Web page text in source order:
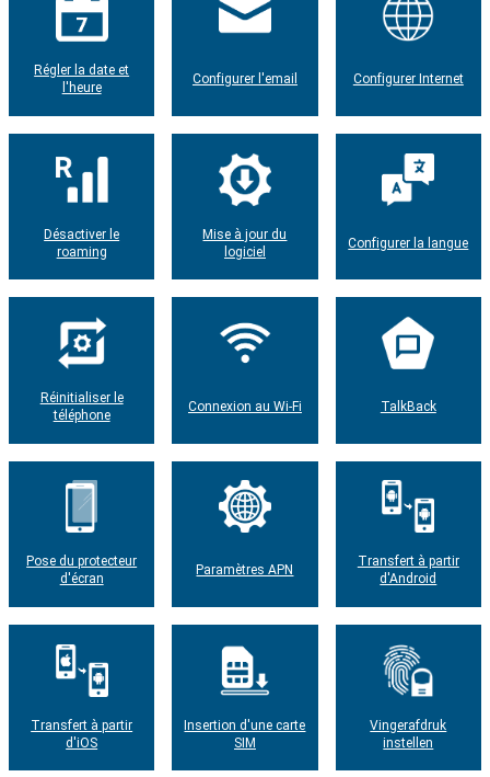
Régler la date et
l'heure
Configurer l'email Configurer Internet
Désactiver le
roaming
Mise à jour du
logiciel
Configurer la langue
Réinitialiser le
téléphone
Connexion au Wi-Fi TalkBack
Pose du protecteur
d'écran
Paramètres APN
Transfert à partir
d'Android
Transfert à partir
d'iOS
Insertion d'une carte
SIM
Vingerafdruk
instellen